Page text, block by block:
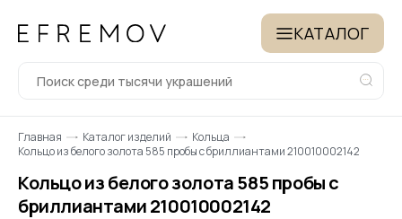
КАТАЛОГ
Главная Каталог изделий
Кольца
Кольцо из белого золота 585 пробы с бриллиантами 210010002142
Кольцо из белого золота 585 пробы с
бриллиантами 210010002142